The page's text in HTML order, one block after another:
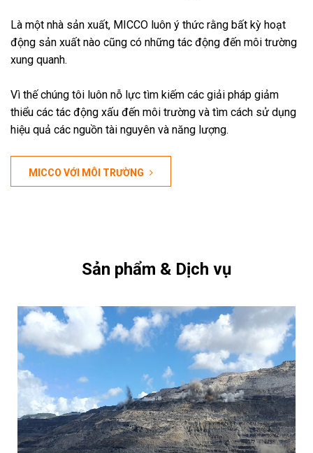
Là một nhà sản xuất, MICCO luôn ý thức rằng bất kỳ hoạt
động sản xuất nào cũng có những tác động đến môi trường
xung quanh.
Vì thế chúng tôi luôn nỗ lực tìm kiếm các giải pháp giảm
thiểu các tác động xấu đến môi trường và tìm cách sử dụng
hiệu quả các nguồn tài nguyên và năng lượng.
MICCO VỚI MÔI TRƯỜNG
Sản phẩm & Dịch vụ